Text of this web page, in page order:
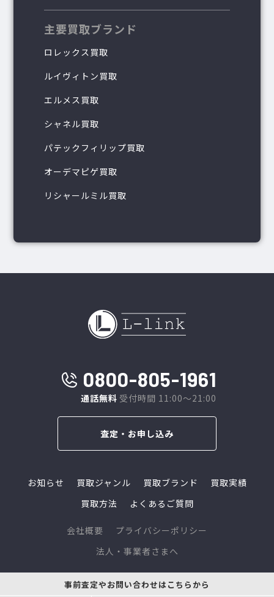
主要買取ブランド
ロレックス買取
ルイヴィトン買取
エルメス買取
シャネル買取
パテックフィリップ買取
オーデマピゲ買取
リシャールミル買取
0800-805-1961
通話無料 受付時間 11:00～21:00
査定・お申し込み
お知らせ 買取ジャンル 買取ブランド
買取実績
買取方法
よくあるご質問
会社概要
プライバシーポリシー
法人・事業者さまへ